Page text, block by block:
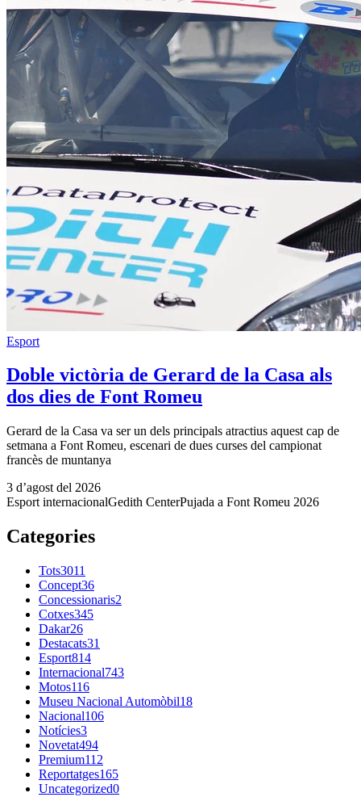
Esport
Doble victòria de Gerard de la Casa als
dos dies de Font Romeu
Gerard de la Casa va ser un dels principals atractius aquest cap de
setmana a Font Romeu, escenari de dues curses del campionat
francès de muntanya
3 d’agost del 2026
Esport internacionalGedith CenterPujada a Font Romeu 2026
Categories
Tots3011
Concept36
Concessionaris2
Cotxes345
Dakar26
Destacats31
Esport814
Internacional743
Motos116
Museu Nacional Automòbil18
Nacional106
Notícies3
Novetat494
Premium112
Reportatges165
Uncategorized0